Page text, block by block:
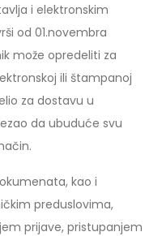
i elektronskim
od 01.novembra
može opredeliti za
ili štampanoj
za dostavu u
da ubuduće svu
kao i
preduslovima,
prijave, pristupanjem